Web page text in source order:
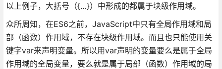
以上例子，大括号（{…}）中形成的都属于块级作用域。
众所周知，在ES6之前，JavaScript中只有全局作用域和局
部（函数）作用域，不存在块级作用域。而且也只能使用关
键字var来声明变量。所以用var声明的变量要么是属于全局
作用域的全局变量，要么就是属于局部（函数）作用域的局